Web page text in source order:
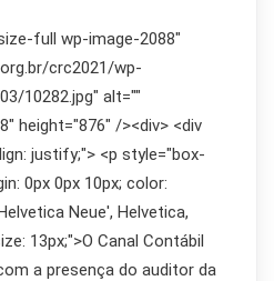
full wp-image-2088"
crc2021/wp-
10282.jpg" alt=""
height="876" /><div> <div
justify;"> <p style="box-
0px 0px 10px; color:
Neue', Helvetica,
13px;">O Canal Contábil
a presença do auditor da